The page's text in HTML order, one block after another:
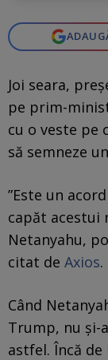
Joi seara,
pe prim-
cu o veste pe
să semneze
”Este un
capăt acestui
Netanyahu,
citat de Axios.
Când
Trump, nu și-
astfel. Încă